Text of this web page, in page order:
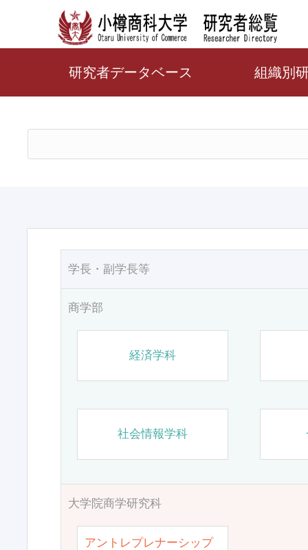
研究者データベース 組織別
学長・副学長等
商学部
経済学科
社会情報学科
大学院商学研究科
アントレプレナーシップ